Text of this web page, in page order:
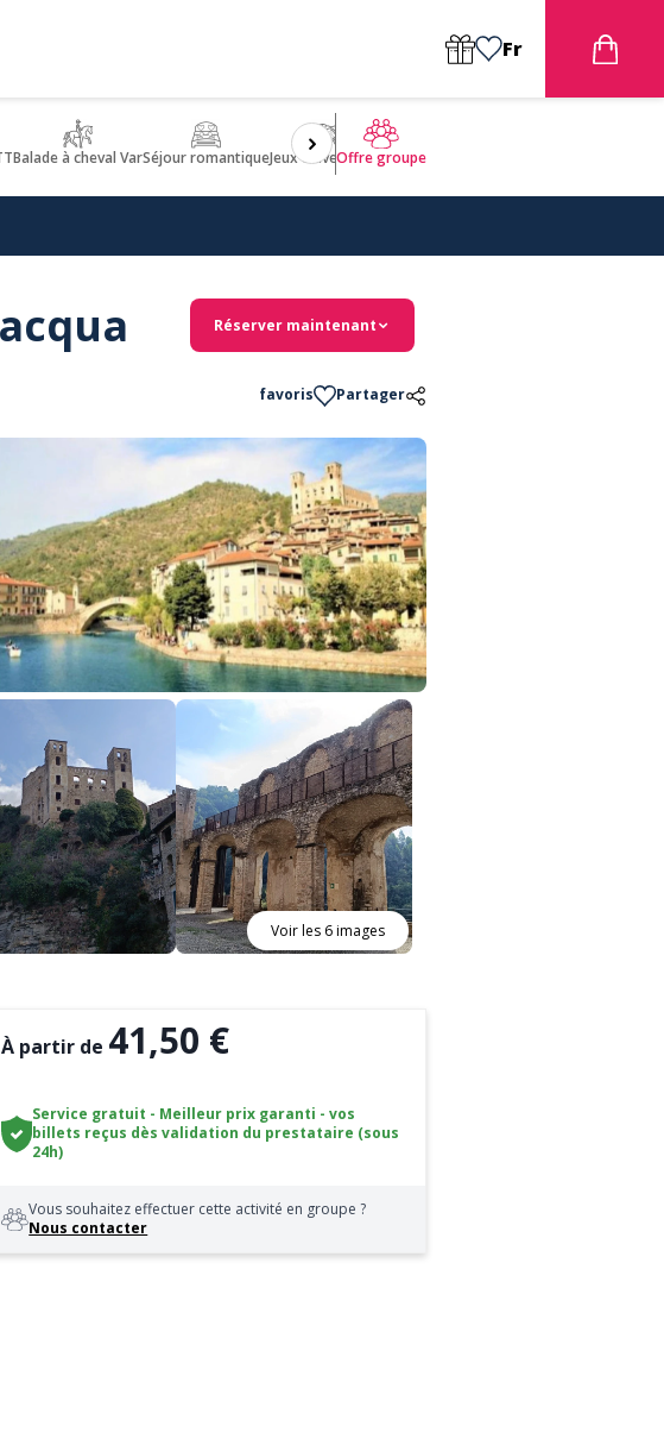
Fr
Balade à cheval VarSéjour romantiqueJeux d'aventuresBien être
Offre groupe
Réserver maintenant
favoris Partager
Voir les 6 images
À partir de 41,50 €
Service gratuit - Meilleur prix garanti - vos
billets reçus dès validation du prestataire (sous
24h)
Vous souhaitez effectuer cette activité en groupe ?
Nous contacter